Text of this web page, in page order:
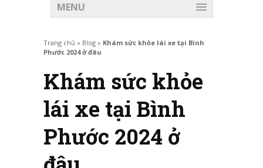
MENU
Trang chủ » Blog » Khám sức khỏe lái xe tại Bình
Phước 2024 ở đâu
Khám sức khỏe
lái xe tại Bình
Phước 2024 ở